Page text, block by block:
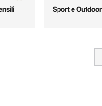
Sport e Outdoor